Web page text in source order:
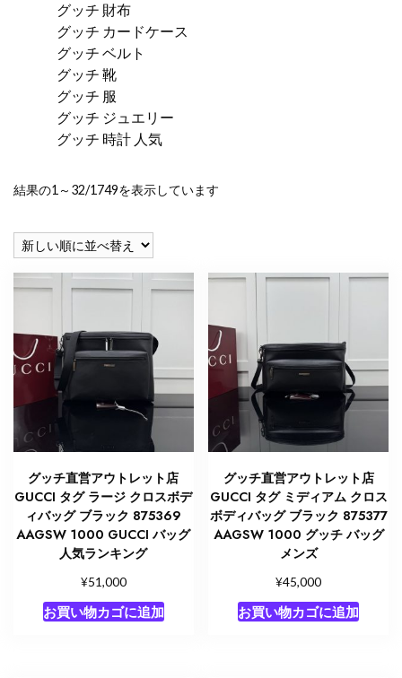
グッチ 財布
グッチ カードケース
グッチ ベルト
グッチ 靴
グッチ 服
グッチ ジュエリー
グッチ 時計 人気
結果の1～32/1749を表示しています
グッチ直営アウトレット店
GUCCI タグ ラージ クロスボデ
ィバッグ ブラック 875369
AAGSW 1000 GUCCI バッグ
人気ランキング
¥51,000
お買い物カゴに追加
グッチ直営アウトレット店
GUCCI タグ ミディアム クロス
ボディバッグ ブラック 875377
AAGSW 1000 グッチ バッグ
メンズ
¥45,000
お買い物カゴに追加